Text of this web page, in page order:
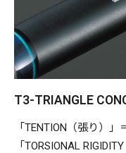
り）」と「TENTION
バット（元竿）セクシ
荷に応じる耐性）」に
つまり、トライザは、
によって一つに結合さ
発揮します。
なお、Triangle-
T3-TRIANGLE
「TENTION（張り）
「TORSIONAL